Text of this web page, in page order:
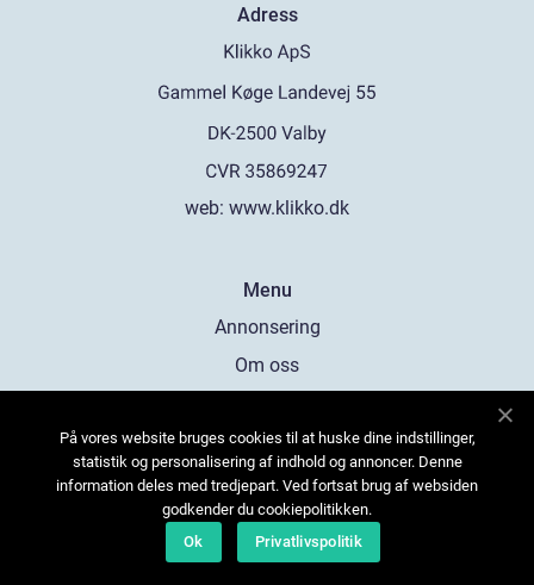
Adress
web: www.klikko.dk
Menu
Annonsering
Om oss
Kontakta oss
Sitemap
På vores website bruges cookies til at huske dine indstillinger,
statistik og personalisering af indhold og annoncer. Denne
information deles med tredjepart. Ved fortsat brug af websiden
godkender du cookiepolitikken.
Ok
Privatlivspolitik